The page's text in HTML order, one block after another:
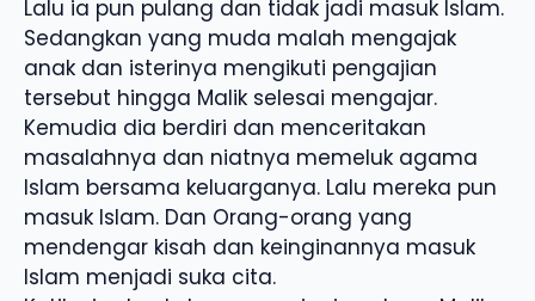
Lalu ia pun pulang dan tidak jadi masuk Islam.
Sedangkan yang muda malah mengajak
anak dan isterinya mengikuti pengajian
tersebut hingga Malik selesai mengajar.
Kemudia dia berdiri dan menceritakan
masalahnya dan niatnya memeluk agama
Islam bersama keluarganya. Lalu mereka pun
masuk Islam. Dan Orang-orang yang
mendengar kisah dan keinginannya masuk
Islam menjadi suka cita.